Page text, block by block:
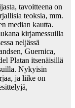
tavoitteena on
teoksia, mm.
median kautta.
kirjamessuilla
neljässä
Guernica,
Platan itsenäisillä
Nykyisin
ja liike on